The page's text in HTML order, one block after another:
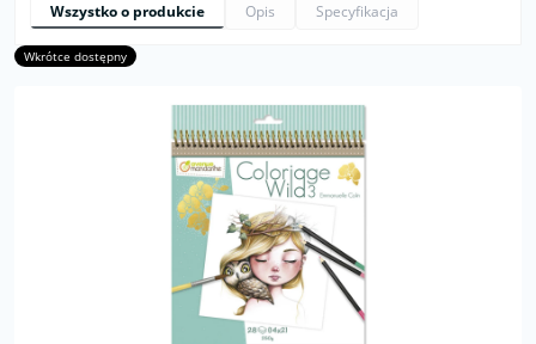
Wszystko o produkcie Opis Specyfikacja
Wkrótce dostępny